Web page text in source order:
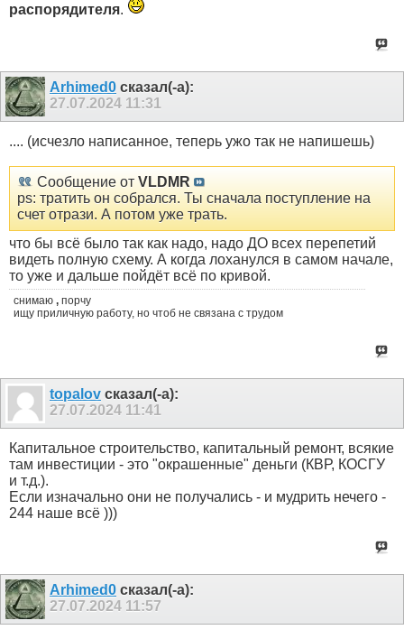
распорядителя.
Arhimed0 сказал(-а):
27.07.2024 11:31
.... (исчезло написанное, теперь ужо так не напишешь)
Сообщение от VLDMR
ps: тратить он собрался. Ты сначала поступление на
счет отрази. А потом уже трать.
что бы всё было так как надо, надо ДО всех перепетий
видеть полную схему. А когда лоханулся в самом начале,
то уже и дальше пойдёт всё по кривой.
снимаю , порчу
ищу приличную работу, но чтоб не связана с трудом
topalov сказал(-а):
27.07.2024 11:41
Капитальное строительство, капитальный ремонт, всякие
там инвестиции - это "окрашенные" деньги (КВР, КОСГУ
и т.д.).
Если изначально они не получались - и мудрить нечего -
244 наше всё )))
Arhimed0 сказал(-а):
27.07.2024 11:57